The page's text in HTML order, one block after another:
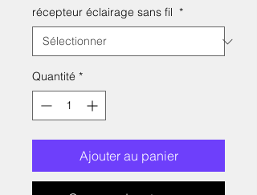
récepteur éclairage sans fil *
Quantité *
Ajouter au panier